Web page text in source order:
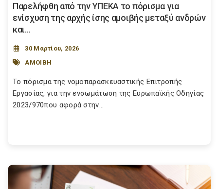
Παρελήφθη από την ΥΠΕΚΑ το πόρισμα για
ενίσχυση της αρχής ίσης αμοιβής μεταξύ ανδρών
και...
30 Μαρτίου, 2026
ΑΜΟΙΒΗ
Το πόρισμα της νομοπαρασκευαστικής Επιτροπής
Εργασίας, για την ενσωμάτωση της Ευρωπαϊκής Οδηγίας
2023/970που αφορά στην...